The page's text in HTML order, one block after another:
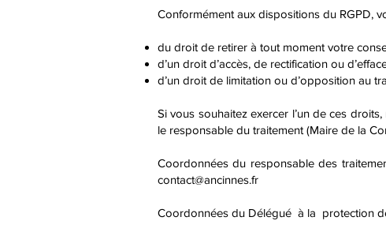
Conformément aux dispositions du RGPD,
du droit de retirer à tout moment votre
d’un droit d’accès, de rectification ou
d’un droit de limitation ou d’opposition au
Si vous souhaitez exercer l’un de ces
le responsable du traitement (Maire de la
Coordonnées du responsable des
contact@ancinnes.fr
Coordonnées du Délégué à la protection